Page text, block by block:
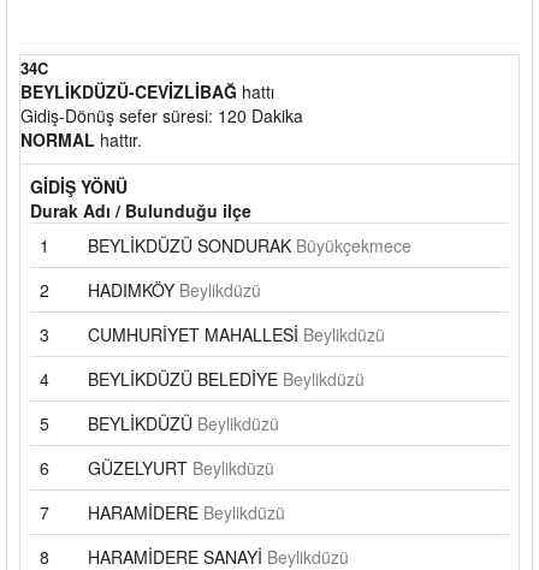
34C
BEYLİKDÜZÜ-CEVİZLİBAĞ hattı
Gidiş-Dönüş sefer süresi: 120 Dakika
NORMAL hattır.
GİDİŞ YÖNÜ
Durak Adı / Bulunduğu ilçe
1
BEYLİKDÜZÜ SONDURAK Büyükçekmece
2
HADIMKÖY Beylikdüzü
3
CUMHURİYET MAHALLESİ Beylikdüzü
4
BEYLİKDÜZÜ BELEDİYE Beylikdüzü
5
BEYLİKDÜZÜ Beylikdüzü
6
GÜZELYURT Beylikdüzü
7
HARAMİDERE Beylikdüzü
8
HARAMİDERE SANAYİ Beylikdüzü